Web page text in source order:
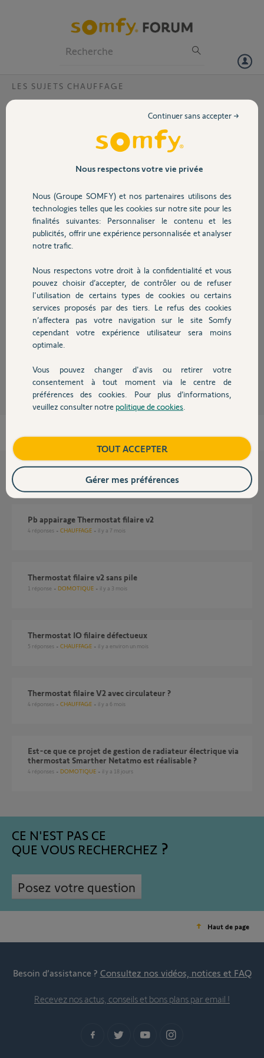
Volet
Sécurité
Domotique
Chauffage
Autres produits
Devis avec un pro
Contact
LES SUJETS CHAUFFAGE
Mon thermostat V2 filaire v2 ne passe plus en mode nuit.
température ne baisse pas.
Gilles F.
il y a plus d'un an
Participer au fil de discussion
Réponses
Redémarrez votre box internet, pour qu'il se reconnecte.
Questions liées
Pb appairage Thermostat filaire v2
4 réponses CHAUFFAGE il y a 7 mois
Thermostat filaire v2 sans pile
1 réponse DOMOTIQUE il y a 3 mois
Thermostat IO filaire défectueux
5 réponses CHAUFFAGE il y a environ un mois
Thermostat filaire V2 avec circulateur ?
4 réponses CHAUFFAGE il y a 6 mois
Est-ce que ce projet de gestion de radiateur électrique via
thermostat Smarther Netatmo est réalisable ?
4 réponses DOMOTIQUE il y a 18 jours
CE N'EST PAS CE
QUE VOUS RECHERCHEZ
Posez votre question
Haut de page
Besoin d’assistance ? Consultez nos vidéos, notices et FAQ
Recevez nos actus, conseils et bons plans par email !
Nous respectons votre vie privée
Nous (Groupe SOMFY) et nos partenaires utilisons des
technologies telles que les cookies sur notre site pour les
finalités suivantes: Personnaliser le contenu et les
publicités, offrir une expérience personnalisée et analyser
notre trafic.
Nous respectons votre droit à la confidentialité et vous
pouvez choisir d’accepter, de contrôler ou de refuser
l'utilisation de certains types de cookies ou certains
services proposés par des tiers. Le refus des cookies
n’affectera pas votre navigation sur le site Somfy
cependant votre expérience utilisateur sera moins
optimale.
Vous pouvez changer d'avis ou retirer votre
consentement à tout moment via le centre de
préférences des cookies. Pour plus d’informations,
veuillez consulter notre politique de cookies
Continuer sans accepter →
TOUT ACCEPTER
Gérer mes préférences